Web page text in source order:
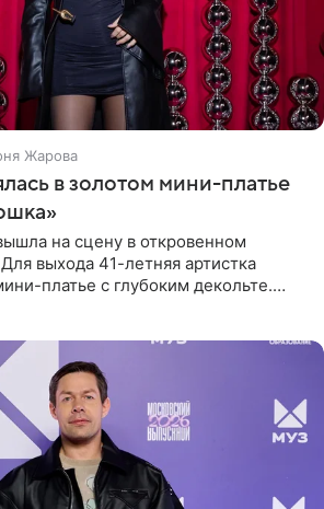
Жарова
в золотом мини-платье
на сцену в откровенном
выхода 41-летняя артистка
платье с глубоким декольте.